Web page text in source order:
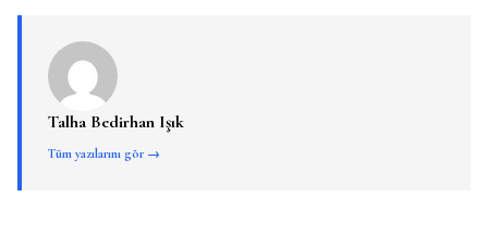
Talha Bedirhan Işık
Tüm yazılarını gör →